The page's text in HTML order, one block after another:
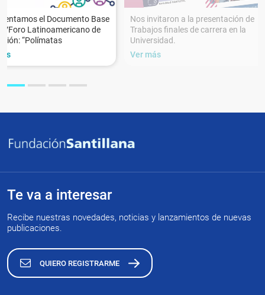
el Documento Base
Latinoamericano de
“Polímatas
Nos invitaron a la presentación de
Trabajos finales de carrera en la
Universidad.
Ver más
Te va a interesar
Recibe nuestras novedades, noticias y lanzamientos de nuevas
publicaciones.
QUIERO REGISTRARME